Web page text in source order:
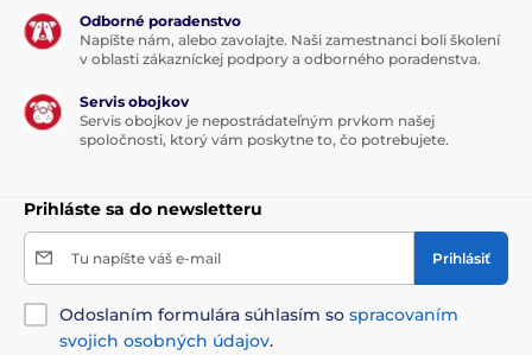
Odborné poradenstvo
Napíšte nám, alebo zavolajte. Naši zamestnanci boli školení
v oblasti zákazníckej podpory a odborného poradenstva.
Servis obojkov
Servis obojkov je nepostrádateľným prvkom našej
spoločnosti, ktorý vám poskytne to, čo potrebujete.
Prihláste sa do newsletteru
Tu napíšte váš e-mail Prihlásiť
Odoslaním formulára súhlasím so spracovaním
svojich osobných údajov.